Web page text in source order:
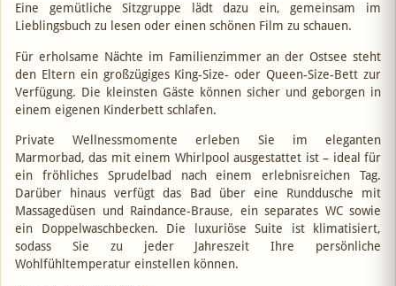
Eine gemütliche Sitzgruppe lädt dazu ein, gemeinsam im
Lieblingsbuch zu lesen oder einen schönen Film zu schauen.
Für erholsame Nächte im Familienzimmer an der Ostsee steht
den Eltern ein großzügiges King-Size- oder Queen-Size-Bett zur
Verfügung. Die kleinsten Gäste können sicher und geborgen in
einem eigenen Kinderbett schlafen.
Private Wellnessmomente erleben Sie im eleganten
Marmorbad, das mit einem Whirlpool ausgestattet ist – ideal für
ein fröhliches Sprudelbad nach einem erlebnisreichen Tag.
Darüber hinaus verfügt das Bad über eine Runddusche mit
Massagedüsen und Raindance-Brause, ein separates WC sowie
ein Doppelwaschbecken. Die luxuriöse Suite ist klimatisiert,
sodass Sie zu jeder Jahreszeit Ihre persönliche
Wohlfühltemperatur einstellen können.